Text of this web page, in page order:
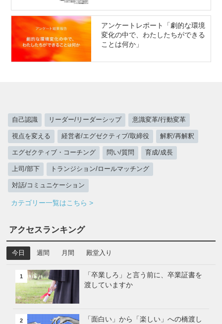
アンケートレポート「劇的な環境
変化の中で、わたしたちができる
ことは何か」
自己認識 リーダー/リーダーシップ 意識変革/行動変革
視点を変える 経営者/エグゼクティブ/取締役 解釈/再解釈
エグゼクティブ・コーチング 問い/質問 育成/成長
上司/部下 トランジション/ロールマッチング
対話/コミュニケーション
カテゴリー一覧はこちら >
アクセスランキング
今日 週間 月間 殿堂入り
1
「卒業しろ」と言う前に、卒業証書を
渡していますか
2 「面白い」から「楽しい」への橋渡し